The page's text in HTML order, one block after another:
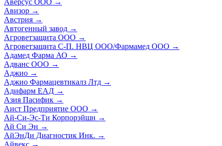
Авизор →
Австрия →
Автогенный завод →
Агроветзащита ООО →
Агроветзащита С-П. НВЦ ООО/Фармамед ООО →
Адамед Фарма АО →
Адванс ООО →
Аджио →
Аджио Фармацевтикалз Лтд →
Адифарм ЕАД →
Азия Пасифик →
Аист Предприятие ООО →
Ай-Си-Эс-Ти Корпорэйшн →
Ай Си Эн →
АйЭнДи Диагностик Инк. →
Айвекс →